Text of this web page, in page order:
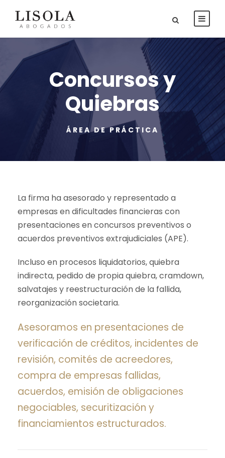
Concursos y
Quiebras
ÁREA DE PRÁCTICA
La firma ha asesorado y representado a
empresas en dificultades financieras con
presentaciones en concursos preventivos o
acuerdos preventivos extrajudiciales (APE).
Incluso en procesos liquidatorios, quiebra
indirecta, pedido de propia quiebra, cramdown,
salvatajes y reestructuración de la fallida,
reorganización societaria.
Asesoramos en presentaciones de
verificación de créditos, incidentes de
revisión, comités de acreedores,
compra de empresas fallidas,
acuerdos, emisión de obligaciones
negociables, securitización y
financiamientos estructurados.